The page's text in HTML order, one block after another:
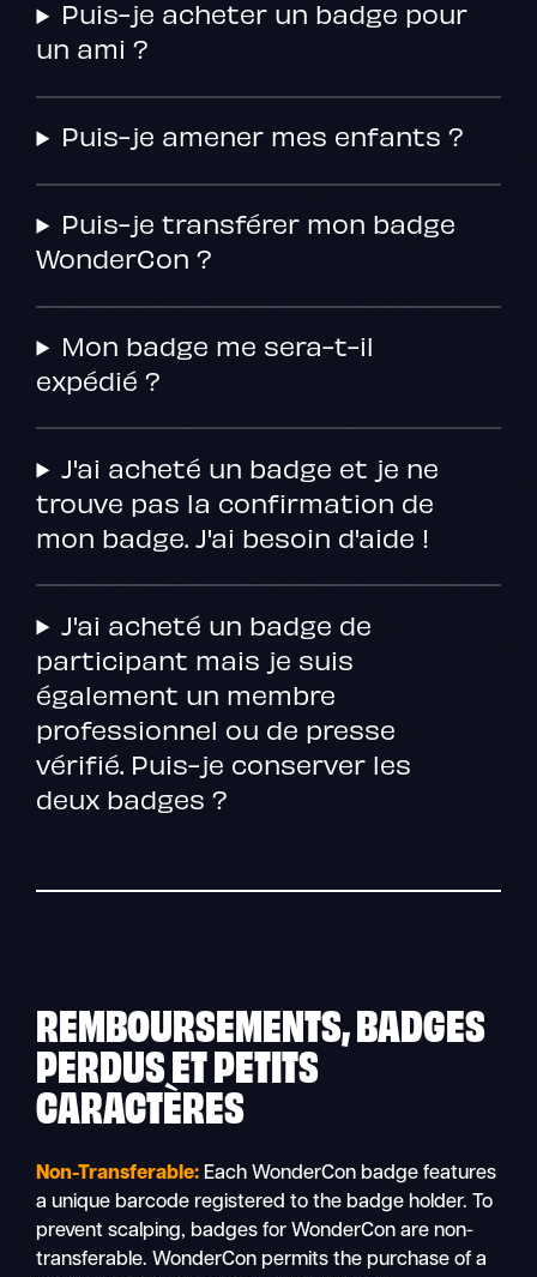
Puis-je acheter un badge pour
un ami ?
Puis-je amener mes enfants ?
Puis-je transférer mon badge
WonderCon ?
Mon badge me sera-t-il
expédié ?
J'ai acheté un badge et je ne
trouve pas la confirmation de
mon badge. J'ai besoin d'aide !
J'ai acheté un badge de
participant mais je suis
également un membre
professionnel ou de presse
vérifié. Puis-je conserver les
deux badges ?
REMBOURSEMENTS, BADGES
PERDUS ET PETITS
CARACTÈRES
Non-Transferable: Each WonderCon badge features
a unique barcode registered to the badge holder. To
prevent scalping, badges for WonderCon are non-
transferable. WonderCon permits the purchase of a